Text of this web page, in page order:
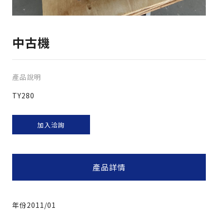
中古機
產品說明
TY280
加入洽詢
產品詳情
年份2011/01